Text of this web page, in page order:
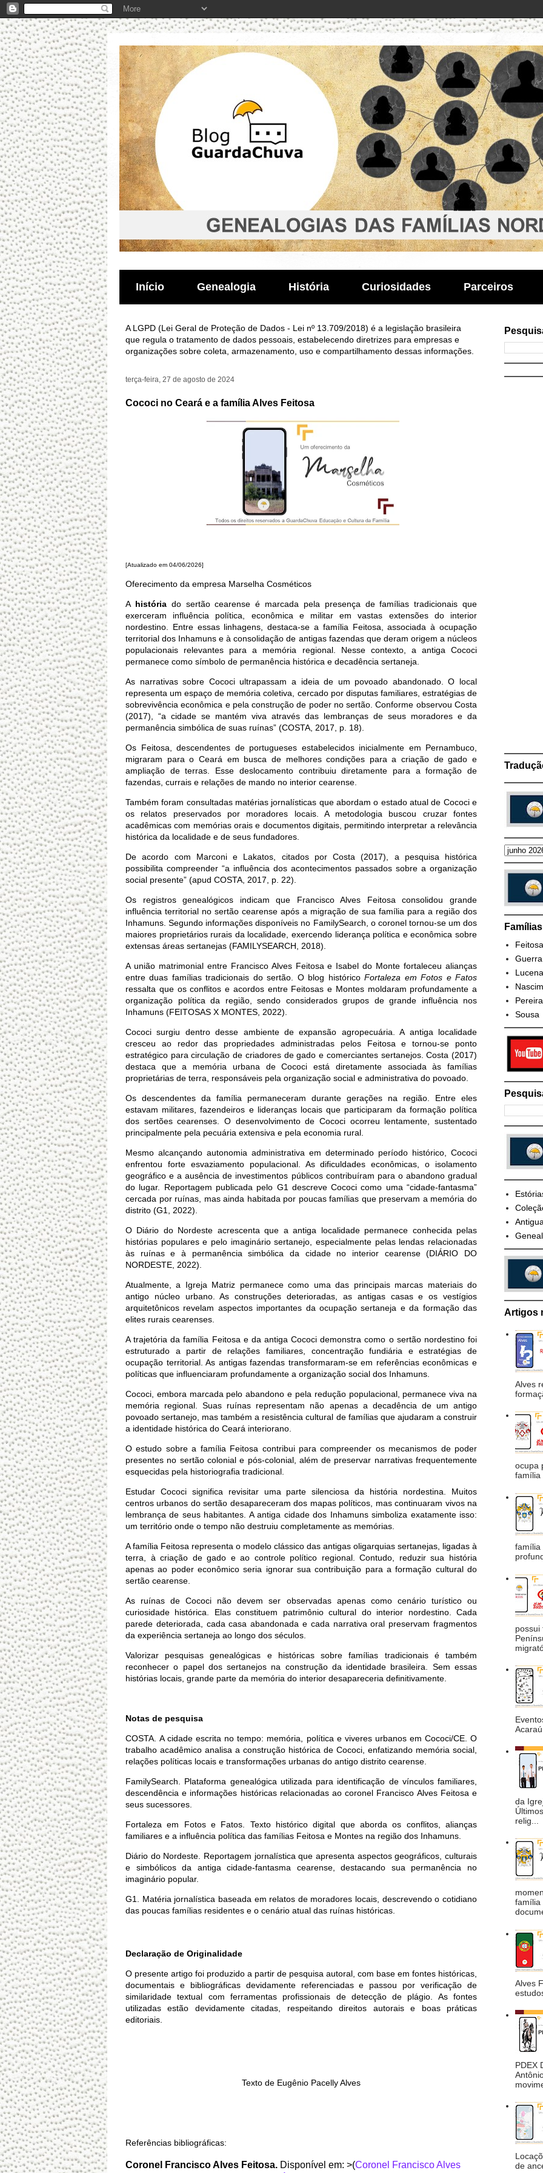
Início Genealogia História Curiosidades Parceiros
A LGPD (Lei Geral de Proteção de Dados - Lei nº 13.709/2018) é a legislação brasileira
que regula o tratamento de dados pessoais, estabelecendo diretrizes para empresas e
organizações sobre coleta, armazenamento, uso e compartilhamento dessas informações.
terça-feira, 27 de agosto de 2024
Cococi no Ceará e a família Alves Feitosa
[Atualizado em 04/06/2026]
Oferecimento da empresa Marselha Cosméticos
A históriado sertão cearense é marcada pela presença de famílias tradicionais que
exerceram influência política, econômica e militar em vastas extensões do interior
nordestino. Entre essas linhagens, destaca-se a família Feitosa, associada à ocupação
territorial dos Inhamuns e à consolidação de antigas fazendas que deram origem a núcleos
populacionais relevantes para a memória regional. Nesse contexto, a antiga Cococi
permanece como símbolo de permanência histórica e decadência sertaneja.
As narrativas sobre Cococi ultrapassam a ideia de um povoado abandonado. O local
representa um espaço de memória coletiva, cercado por disputas familiares, estratégias de
sobrevivência econômica e pela construção de poder no sertão. Conforme observou Costa
(2017), “a cidade se mantém viva através das lembranças de seus moradores e da
permanência simbólica de suas ruínas” (COSTA, 2017, p. 18).
Os Feitosa, descendentes de portugueses estabelecidos inicialmente em Pernambuco,
migraram para o Ceará em busca de melhores condições para a criação de gado e
ampliação de terras. Esse deslocamento contribuiu diretamente para a formação de
fazendas, currais e relações de mando no interior cearense.
Também foram consultadas matérias jornalísticas que abordam o estado atual de Cococi e
os relatos preservados por moradores locais. A metodologia buscou cruzar fontes
acadêmicas com memórias orais e documentos digitais, permitindo interpretar a relevância
histórica da localidade e de seus fundadores.
De acordo com Marconi e Lakatos, citados por Costa (2017), a pesquisa histórica
possibilita compreender “a influência dos acontecimentos passados sobre a organização
social presente” (apud COSTA, 2017, p. 22).
Os registros genealógicos indicam que Francisco Alves Feitosa consolidou grande
influência territorial no sertão cearense após a migração de sua família para a região dos
Inhamuns. Segundo informações disponíveis no FamilySearch, o coronel tornou-se um dos
maiores proprietários rurais da localidade, exercendo liderança política e econômica sobre
extensas áreas sertanejas (FAMILYSEARCH, 2018).
A união matrimonial entre Francisco Alves Feitosa e Isabel do Monte fortaleceu alianças
entre duas famílias tradicionais do sertão. O blog históricoFortaleza em Fotos e Fatos
ressalta que os conflitos e acordos entre Feitosas e Montes moldaram profundamente a
organização política da região, sendo considerados grupos de grande influência nos
Inhamuns (FEITOSAS X MONTES, 2022).
Cococi surgiu dentro desse ambiente de expansão agropecuária. A antiga localidade
cresceu ao redor das propriedades administradas pelos Feitosa e tornou-se ponto
estratégico para circulação de criadores de gado e comerciantes sertanejos. Costa (2017)
destaca que a memória urbana de Cococi está diretamente associada às famílias
proprietárias de terra, responsáveis pela organização social e administrativa do povoado.
Os descendentes da família permaneceram durante gerações na região. Entre eles
estavam militares, fazendeiros e lideranças locais que participaram da formação política
dos sertões cearenses. O desenvolvimento de Cococi ocorreu lentamente, sustentado
principalmente pela pecuária extensiva e pela economia rural.
Mesmo alcançando autonomia administrativa em determinado período histórico, Cococi
enfrentou forte esvaziamento populacional. As dificuldades econômicas, o isolamento
geográfico e a ausência de investimentos públicos contribuíram para o abandono gradual
do lugar. Reportagem publicada pelo G1 descreve Cococi como uma “cidade-fantasma”
cercada por ruínas, mas ainda habitada por poucas famílias que preservam a memória do
distrito (G1, 2022).
O Diário do Nordeste acrescenta que a antiga localidade permanece conhecida pelas
histórias populares e pelo imaginário sertanejo, especialmente pelas lendas relacionadas
às ruínas e à permanência simbólica da cidade no interior cearense (DIÁRIO DO
NORDESTE, 2022).
Atualmente, a Igreja Matriz permanece como uma das principais marcas materiais do
antigo núcleo urbano. As construções deterioradas, as antigas casas e os vestígios
arquitetônicos revelam aspectos importantes da ocupação sertaneja e da formação das
elites rurais cearenses.
A trajetória da família Feitosa e da antiga Cococi demonstra como o sertão nordestino foi
estruturado a partir de relações familiares, concentração fundiária e estratégias de
ocupação territorial. As antigas fazendas transformaram-se em referências econômicas e
políticas que influenciaram profundamente a organização social dos Inhamuns.
Cococi, embora marcada pelo abandono e pela redução populacional, permanece viva na
memória regional. Suas ruínas representam não apenas a decadência de um antigo
povoado sertanejo, mas também a resistência cultural de famílias que ajudaram a construir
a identidade histórica do Ceará interiorano.
O estudo sobre a família Feitosa contribui para compreender os mecanismos de poder
presentes no sertão colonial e pós-colonial, além de preservar narrativas frequentemente
esquecidas pela historiografia tradicional.
Estudar Cococi significa revisitar uma parte silenciosa da história nordestina. Muitos
centros urbanos do sertão desapareceram dos mapas políticos, mas continuaram vivos na
lembrança de seus habitantes. A antiga cidade dos Inhamuns simboliza exatamente isso:
um território onde o tempo não destruiu completamente as memórias.
A família Feitosa representa o modelo clássico das antigas oligarquias sertanejas, ligadas à
terra, à criação de gado e ao controle político regional. Contudo, reduzir sua história
apenas ao poder econômico seria ignorar sua contribuição para a formação cultural do
sertão cearense.
As ruínas de Cococi não devem ser observadas apenas como cenário turístico ou
curiosidade histórica. Elas constituem patrimônio cultural do interior nordestino. Cada
parede deteriorada, cada casa abandonada e cada narrativa oral preservam fragmentos
da experiência sertaneja ao longo dos séculos.
Valorizar pesquisas genealógicas e históricas sobre famílias tradicionais é também
reconhecer o papel dos sertanejos na construção da identidade brasileira. Sem essas
histórias locais, grande parte da memória do interior desapareceria definitivamente.
Notas de pesquisa
COSTA. A cidade escrita no tempo: memória, política e viveres urbanos em Cococi/CE. O
trabalho acadêmico analisa a construção histórica de Cococi, enfatizando memória social,
relações políticas locais e transformações urbanas do antigo distrito cearense.
FamilySearch. Plataforma genealógica utilizada para identificação de vínculos familiares,
descendência e informações históricas relacionadas ao coronel Francisco Alves Feitosa e
seus sucessores.
Fortaleza em Fotos e Fatos. Texto histórico digital que aborda os conflitos, alianças
familiares e a influência política das famílias Feitosa e Montes na região dos Inhamuns.
Diário do Nordeste. Reportagem jornalística que apresenta aspectos geográficos, culturais
e simbólicos da antiga cidade-fantasma cearense, destacando sua permanência no
imaginário popular.
G1. Matéria jornalística baseada em relatos de moradores locais, descrevendo o cotidiano
das poucas famílias residentes e o cenário atual das ruínas históricas.
Declaração de Originalidade
O presente artigo foi produzido a partir de pesquisa autoral, com base em fontes históricas,
documentais e bibliográficas devidamente referenciadas e passou por verificação de
similaridade textual com ferramentas profissionais de detecção de plágio. As fontes
utilizadas estão devidamente citadas, respeitando direitos autorais e boas práticas
editoriais.
Texto de Eugênio Pacelly Alves
Referências bibliográficas:
Coronel Francisco Alves Feitosa. Disponível em: >(Coronel Francisco Alves
Feitosa
Guerra
Lucena
Pereira
Sousa
Artigos
Alves
ocupa
família
família
possui
da
relig...
família
Alves
PDEX
de